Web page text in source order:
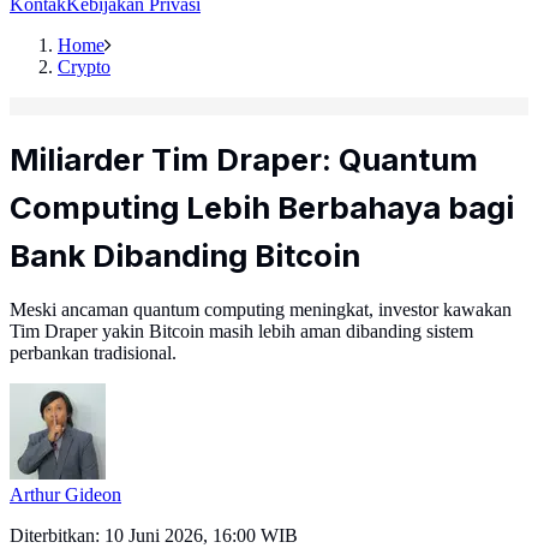
KontakKebijakan Privasi
Home
Crypto
Miliarder Tim Draper: Quantum
Computing Lebih Berbahaya bagi
Bank Dibanding Bitcoin
Meski ancaman quantum computing meningkat, investor kawakan
Tim Draper yakin Bitcoin masih lebih aman dibanding sistem
perbankan tradisional.
Arthur Gideon
Diterbitkan: 10 Juni 2026, 16:00 WIB